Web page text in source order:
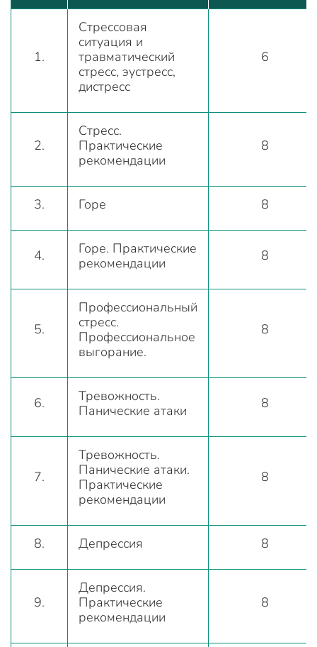
1.
Стрессовая
ситуация и
травматический
стресс, эустресс,
дистресс
6
2.
Стресс.
Практические
рекомендации
8
3. Горе 8
4.
Горе. Практические
рекомендации
8
5.
Профессиональный
стресс.
Профессиональное
выгорание.
8
6.
Тревожность.
Панические атаки
8
7.
Тревожность.
Панические атаки.
Практические
рекомендации
8
8. Депрессия 8
9.
Депрессия.
Практические
рекомендации
8